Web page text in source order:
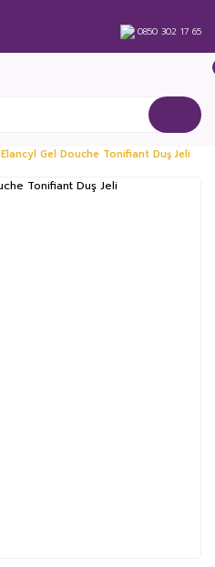
0850 302 17 65
Elancyl Gel Douche Tonifiant Duş Jeli